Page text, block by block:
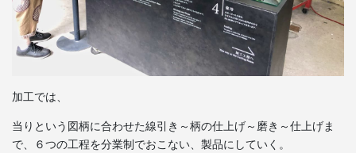
加工では、
当りという図柄に合わせた線引き～柄の仕上げ～磨き～仕上げま
で、６つの工程を分業制でおこない、製品にしていく。